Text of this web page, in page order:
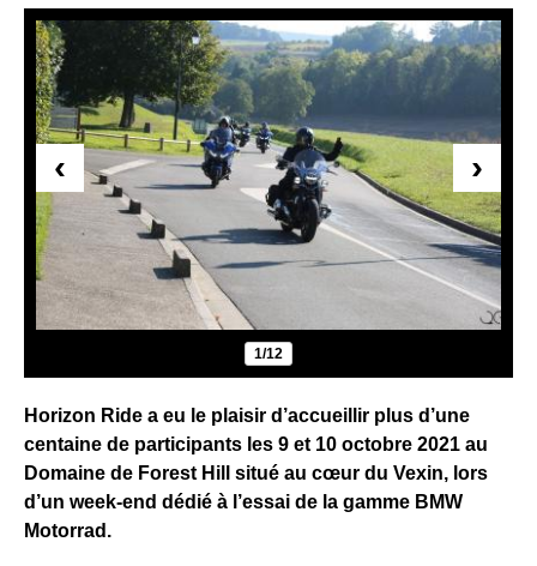
‹ ›
1/12
Horizon Ride a eu le plaisir d’accueillir plus d’une
centaine de participants les 9 et 10 octobre 2021 au
Domaine de Forest Hill situé au cœur du Vexin, lors
d’un week-end dédié à l’essai de la gamme BMW
Motorrad.